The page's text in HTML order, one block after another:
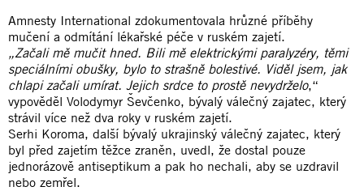
Amnesty International zdokumentovala hrůzné příběhy
mučení a odmítání lékařské péče v ruském zajetí.
„Začali mě mučit hned. Bili mě elektrickými paralyzéry, těmi
speciálními obušky, bylo to strašně bolestivé. Viděl jsem, jak
chlapi začali umírat. Jejich srdce to prostě nevydrželo,“
vypověděl Volodymyr Ševčenko, bývalý válečný zajatec, který
strávil více než dva roky v ruském zajetí.
Serhi Koroma, další bývalý ukrajinský válečný zajatec, který
byl před zajetím těžce zraněn, uvedl, že dostal pouze
jednorázově antiseptikum a pak ho nechali, aby se uzdravil
nebo zemřel.